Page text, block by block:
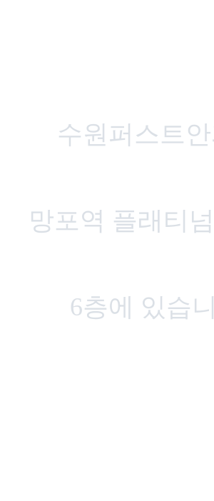
수원퍼스트
망포역 플래티
6층에 있습